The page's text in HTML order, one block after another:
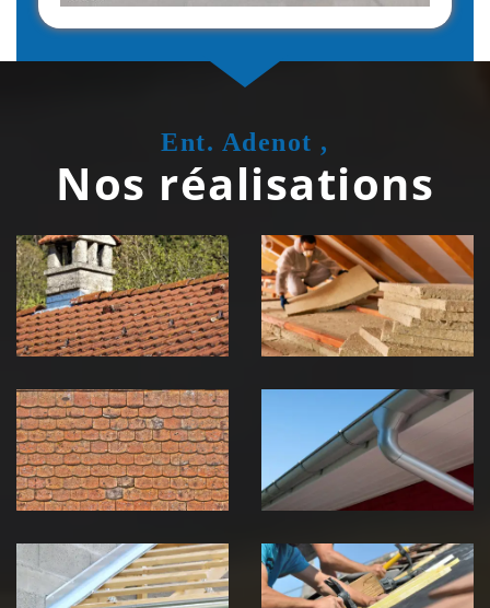
Ent. Adenot ,
Nos réalisations
Couvreur
zingueur 39
Jura
Isolation de
toiture 39
Jura
démoussage de
toiture 39
Jura
pose de
gouttière 39
Jura
Pose de
Chéneau 39
Réparation de
toiture 39